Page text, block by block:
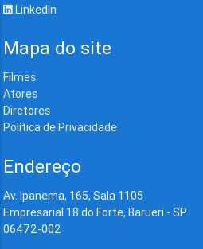
LinkedIn
Mapa do site
Filmes
Atores
Diretores
Política de Privacidade
Endereço
Av. Ipanema, 165, Sala 1105
Empresarial 18 do Forte, Barueri - SP
06472-002